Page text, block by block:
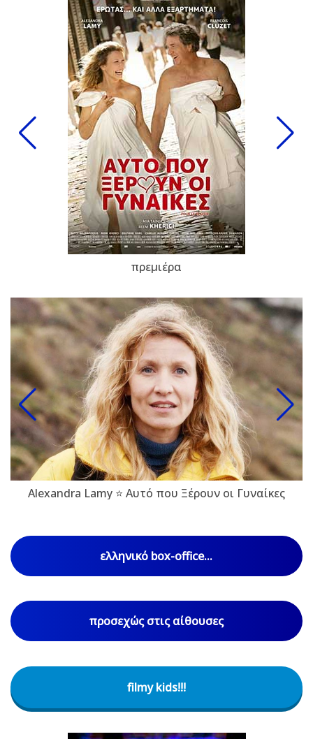
πρεμιέρα
Alexandra Lamy ⭐ Αυτό που Ξέρουν οι Γυναίκες
ελληνικό box-office...
προσεχώς στις αίθουσες
filmy kids!!!